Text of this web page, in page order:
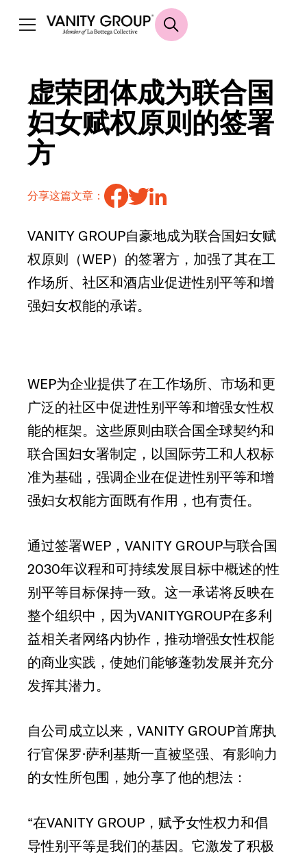
虚荣团体成为联合国
妇女赋权原则的签署
方
分享这篇文章：
VANITY GROUP自豪地成为联合国妇女赋
权原则（WEP）的签署方，加强了其在工
作场所、社区和酒店业促进性别平等和增
强妇女权能的承诺。
WEP为企业提供了在工作场所、市场和更
广泛的社区中促进性别平等和增强女性权
能的框架。这些原则由联合国全球契约和
联合国妇女署制定，以国际劳工和人权标
准为基础，强调企业在促进性别平等和增
强妇女权能方面既有作用，也有责任。
通过签署WEP，VANITY GROUP与联合国
2030年议程和可持续发展目标中概述的性
别平等目标保持一致。这一承诺将反映在
整个组织中，因为VANITYGROUP在多利
益相关者网络内协作，推动增强女性权能
的商业实践，使她们能够蓬勃发展并充分
发挥其潜力。
自公司成立以来，VANITY GROUP首席执
行官保罗·萨利基斯一直被坚强、有影响力
的女性所包围，她分享了他的想法：
“在VANITY GROUP，赋予女性权力和倡
导性别平等是我们的基因。它激发了积极